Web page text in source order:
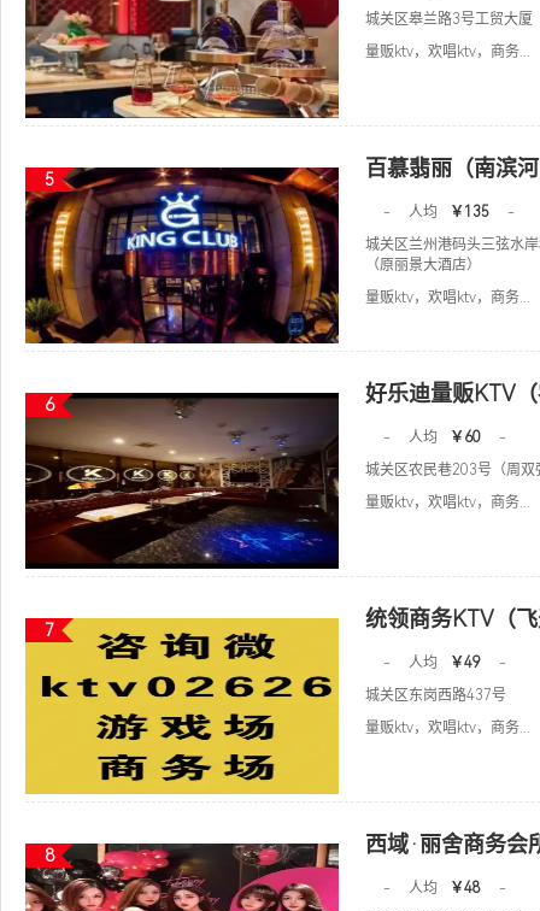
城关区皋兰路3号工贸大厦
量贩ktv，欢唱ktv，商务...
5 百慕翡丽（南滨
- 人均 ￥135
-
城关区兰州港码头三弦水
（原丽景大酒店）
量贩ktv，欢唱ktv，商务...
6 好乐迪量贩KTV
- 人均 ￥60
-
城关区农民巷203号（周双
量贩ktv，欢唱ktv，商务...
7 统领商务KTV（
- 人均 ￥49
-
城关区东岗西路437号
量贩ktv，欢唱ktv，商务...
8 西域·丽舍商务会
- 人均 ￥48
-